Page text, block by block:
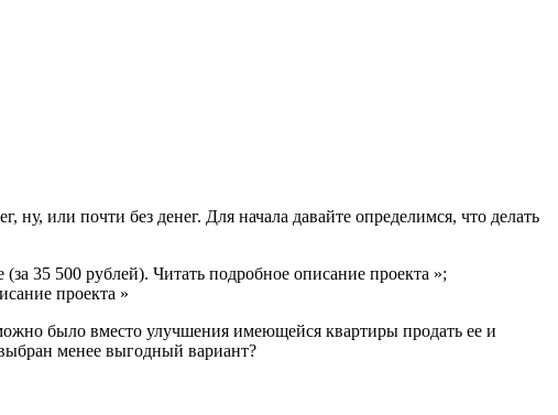
или почти без денег. Для начала давайте определимся, что делать
35 500 рублей). Читать подробное описание проекта »;
проекта »
было вместо улучшения имеющейся квартиры продать ее и
менее выгодный вариант?